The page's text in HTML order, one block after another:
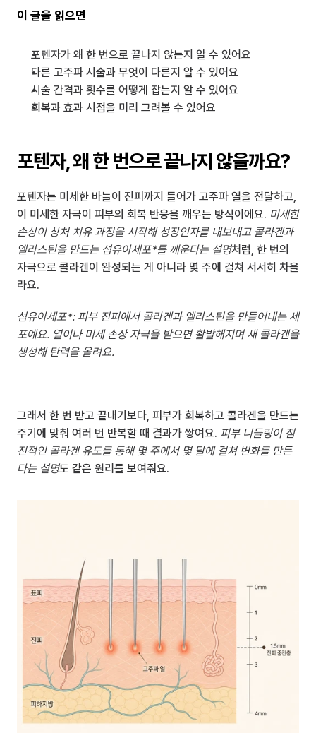
이 글을 읽으면
포텐자가 왜 한 번으로 끝나지 않는지 알 수 있어요
다른 고주파 시술과 무엇이 다른지 알 수 있어요
시술 간격과 횟수를 어떻게 잡는지 알 수 있어요
회복과 효과 시점을 미리 그려볼 수 있어요
포텐자, 왜 한 번으로 끝나지 않을까요?
포텐자는 미세한 바늘이 진피까지 들어가 고주파 열을 전달하고,
이 미세한 자극이 피부의 회복 반응을 깨우는 방식이에요. 미세한
손상이 상처 치유 과정을 시작해 성장인자를 내보내고 콜라겐과
엘라스틴을 만드는 섬유아세포*를 깨운다는 설명처럼, 한 번의
자극으로 콜라겐이 완성되는 게 아니라 몇 주에 걸쳐 서서히 차올
라요.
섬유아세포*: 피부 진피에서 콜라겐과 엘라스틴을 만들어내는 세
포예요. 열이나 미세 손상 자극을 받으면 활발해지며 새 콜라겐을
생성해 탄력을 올려요.
그래서 한 번 받고 끝내기보다, 피부가 회복하고 콜라겐을 만드는
주기에 맞춰 여러 번 반복할 때 결과가 쌓여요. 피부 니들링이 점
진적인 콜라겐 유도를 통해 몇 주에서 몇 달에 걸쳐 변화를 만든
다는 설명도 같은 원리를 보여줘요.